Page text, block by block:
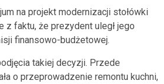
na projekt modernizacji stołówki
z faktu, że prezydent uległ jego
finansowo-budżetowej.
takiej decyzji. Przede
o przeprowadzenie remontu kuchni,